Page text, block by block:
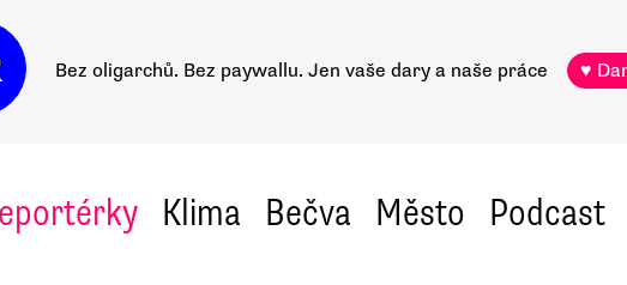
Bez oligarchů. Bez paywallu. Jen vaše dary a naše práce ♥
Klima Bečva Město Podcast